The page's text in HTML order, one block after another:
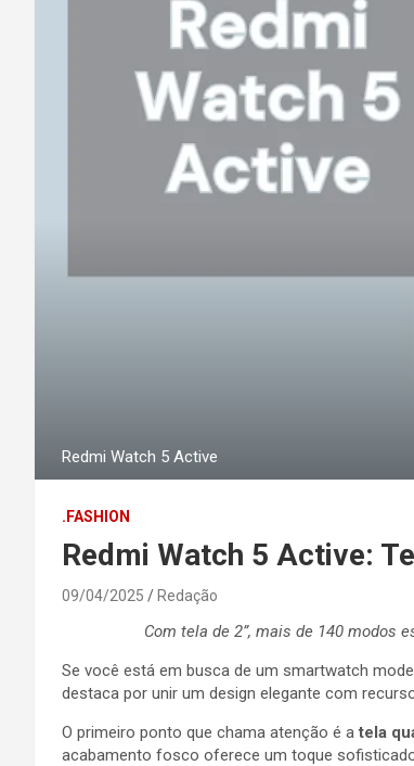
Redmi Watch 5 Active
.FASHION
Redmi Watch 5 Active:
09/04/2025 Redação
Com tela de 2”, mais de 140 modos
Se você está em busca de um smartwatch
destaca por unir um design elegante com
O primeiro ponto que chama atenção é atela
acabamento fosco oferece um toque